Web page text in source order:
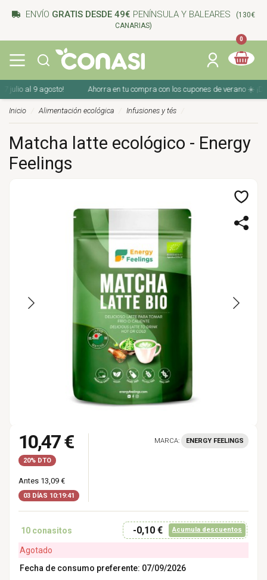
ENVÍO GRATIS DESDE 49€ PENÍNSULA Y BALEARES
(130€
CANARIAS)
0
al 9 agosto! Ahorra en tu compra con los cupones de verano ☀️ ¡Del
Inicio Alimentación ecológica Infusiones y tés
Matcha latte ecológico - Energy
Feelings
10,47 €
20% DTO
Antes 13,09 €
03 DÍAS 10:19:40
MARCA: ENERGY FEELINGS
10 conasitos -0,10 € Acumula descuentos
Agotado
Fecha de consumo preferente: 07/09/2026